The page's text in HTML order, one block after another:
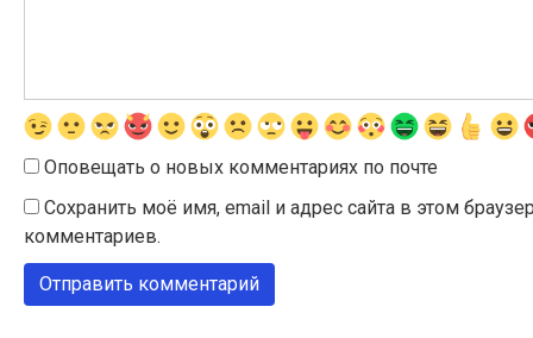
Оповещать о новых комментариях по почте
Сохранить моё имя, email и адрес сайта в этом
комментариев.